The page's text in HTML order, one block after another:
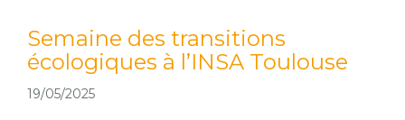
transitions
à l’INSA Toulouse
Du 16 au 23
éco-mobilité